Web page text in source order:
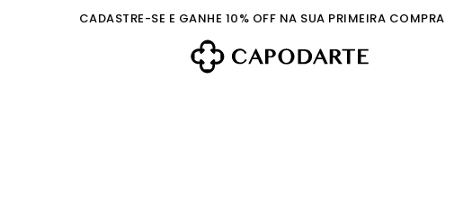
CADASTRE-SE E GANHE 10% OFF NA SUA PRIMEIRA COMPRA